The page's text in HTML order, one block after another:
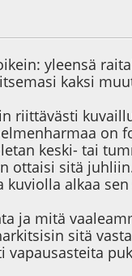
yleensä
kaksi
riittävästi
on
keski- tai
ottaisi sitä
kuviolla alkaa
ja mitä
sitä